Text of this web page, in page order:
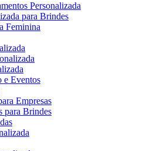
Personalizada
para Brindes
Feminina
e Eventos
Empresas
para Brindes